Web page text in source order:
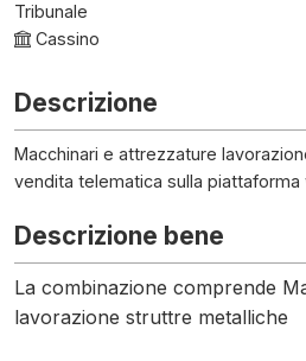
Tribunale
Cassino
Descrizione
Macchinari e attrezzature
vendita telematica sulla piattaforma
Descrizione bene
La combinazione comprende
lavorazione struttre metalliche